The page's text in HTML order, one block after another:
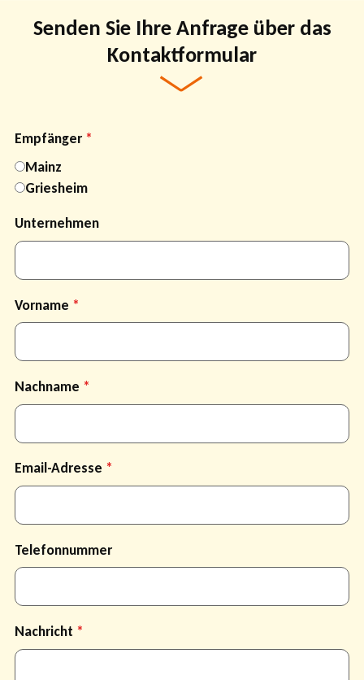
Senden Sie Ihre Anfrage über das
Kontaktformular
Empfänger
Mainz
Griesheim
Unternehmen
Vorname
Nachname
Email-Adresse
Telefonnummer
Nachricht